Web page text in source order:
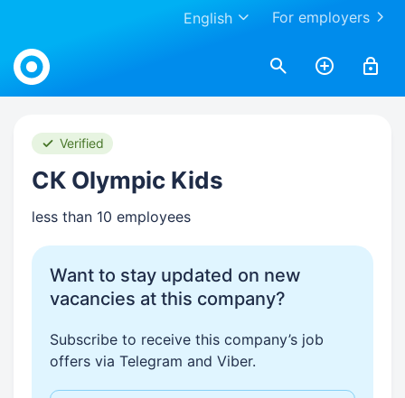
For employers
English
Work.ua
Verified
СК Olympic Kids
less than 10 employees
Want to stay updated on new
vacancies at this company?
Subscribe to receive this company’s job
offers via Telegram and Viber.